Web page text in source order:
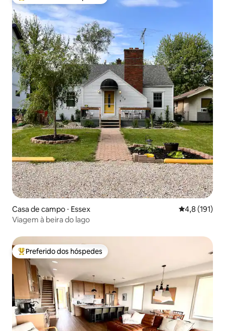
Casa de campo ⋅ Essex 4,8 de uma
4,8 (191)
Viagem à beira do lago
Entre os melhores preferidos dos hóspedes
Preferido dos hóspedes